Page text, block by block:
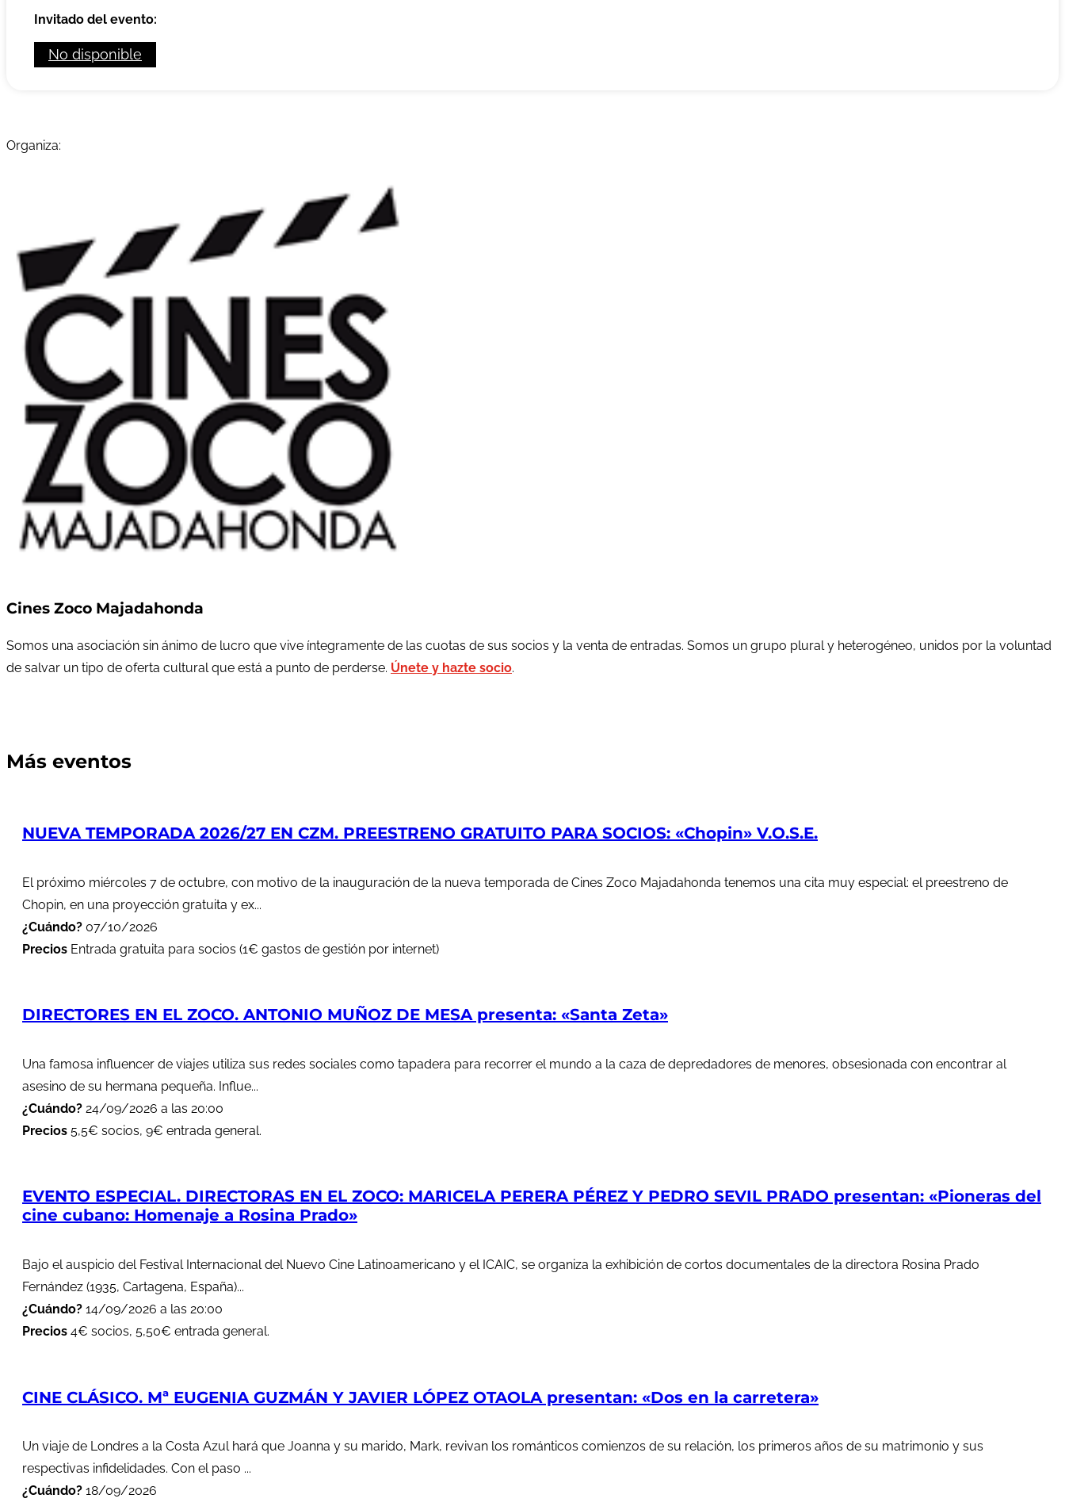
Invitado del evento:
No disponible
Organiza:
Cines Zoco Majadahonda
Somos una asociación sin ánimo de lucro que vive íntegramente de las cuotas de sus socios y la venta de entradas. Somos un grupo plural y heterogéneo, unidos por la voluntad
de salvar un tipo de oferta cultural que está a punto de perderse. Únete y hazte socio.
Más eventos
NUEVA TEMPORADA 2026/27 EN CZM. PREESTRENO GRATUITO PARA SOCIOS: «Chopin» V.O.S.E.
El próximo miércoles 7 de octubre, con motivo de la inauguración de la nueva temporada de Cines Zoco Majadahonda tenemos una cita muy especial: el preestreno de
Chopin, en una proyección gratuita y ex...
¿Cuándo? 07/10/2026
Precios Entrada gratuita para socios (1€ gastos de gestión por internet)
DIRECTORES EN EL ZOCO. ANTONIO MUÑOZ DE MESA presenta: «Santa Zeta»
Una famosa influencer de viajes utiliza sus redes sociales como tapadera para recorrer el mundo a la caza de depredadores de menores, obsesionada con encontrar al
asesino de su hermana pequeña. Influe...
¿Cuándo? 24/09/2026 a las 20:00
Precios 5,5€ socios, 9€ entrada general.
EVENTO ESPECIAL. DIRECTORAS EN EL ZOCO: MARICELA PERERA PÉREZ Y PEDRO SEVIL PRADO presentan: «Pioneras del
cine cubano: Homenaje a Rosina Prado»
Bajo el auspicio del Festival Internacional del Nuevo Cine Latinoamericano y el ICAIC, se organiza la exhibición de cortos documentales de la directora Rosina Prado
Fernández (1935, Cartagena, España)...
¿Cuándo? 14/09/2026 a las 20:00
Precios 4€ socios, 5,50€ entrada general.
CINE CLÁSICO. Mª EUGENIA GUZMÁN Y JAVIER LÓPEZ OTAOLA presentan: «Dos en la carretera»
Un viaje de Londres a la Costa Azul hará que Joanna y su marido, Mark, revivan los románticos comienzos de su relación, los primeros años de su matrimonio y sus
respectivas infidelidades. Con el paso ...
¿Cuándo? 18/09/2026